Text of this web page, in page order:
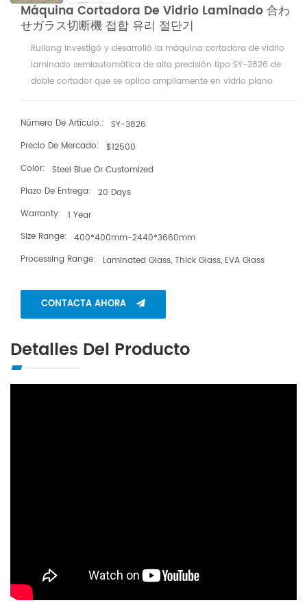
Máquina Cortadora De Vidrio Laminado 合わ
せガラス切断機 접합 유리 절단기
Ruilong investigó y desarrolló la máquina cortadora de vidrio
laminado semiautomática de alta precisión tipo SY-3826 de
doble cortador que se aplica ampliamente en vidrio plano
Número De Artículo.: SY-3826
Precio De Mercado: $12500
Color: Steel Blue Or Customized
Plazo De Entrega: 20 Days
Warranty: 1 Year
Size Range: 400*400mm-2440*3660mm
Processing Range:
Laminated Glass, Thick Glass, EVA Glass
CONTACTA AHORA
Detalles Del Producto